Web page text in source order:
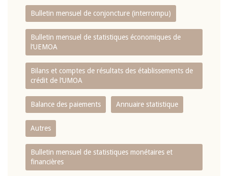
Bulletin mensuel de conjoncture (interrompu)
Bulletin mensuel de statistiques économiques de
l‘UEMOA
Bilans et comptes de résultats des établissements de
crédit de l‘UMOA
Balance des paiements Annuaire statistique
Autres
Bulletin mensuel de statistiques monétaires et
financières